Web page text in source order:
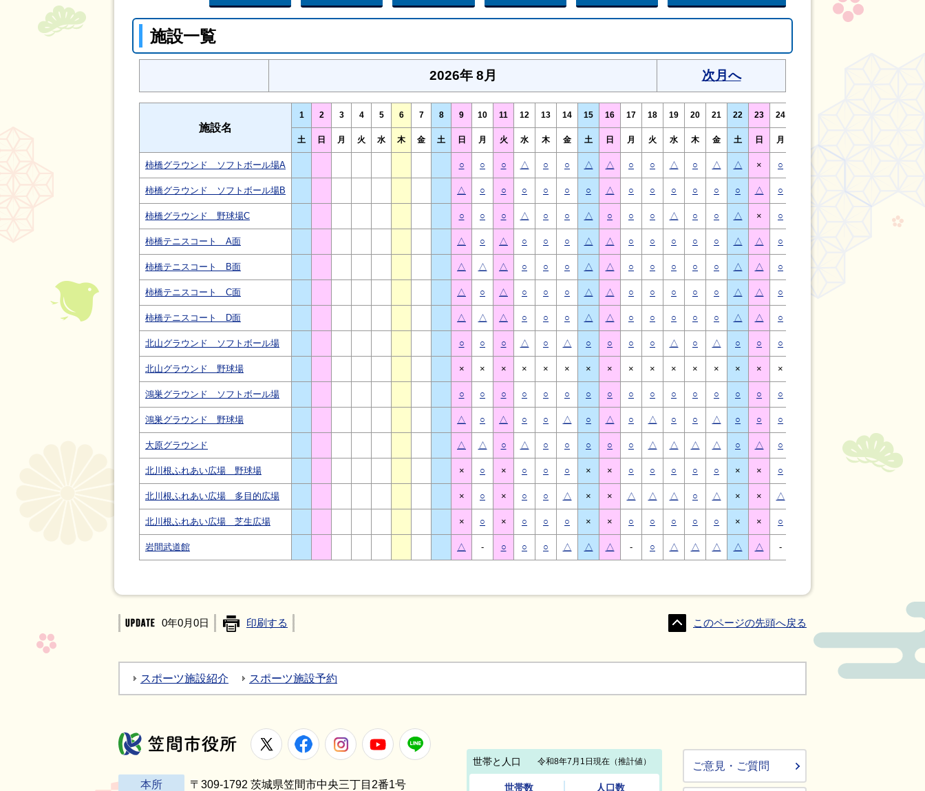
施設一覧
2026年 8月 次月へ
施設名
1 2 3 4 5 6 7 8 9 10 11 12 13 14 15 16 17 18 19 20 21 22 23 24
土 日 月 火 水 木 金 土 日 月 火 水 木 金 土 日 月 火 水 木 金 土 日 月
柿橋グラウンド ソフトボール場A ○ ○ ○ △ ○ ○ △ △ ○ ○ △ ○ △ △ × ○
柿橋グラウンド ソフトボール場B △ ○ ○ ○ ○ ○ ○ △ ○ ○ ○ ○ ○ ○ △ ○ ○
柿橋グラウンド 野球場C ○ ○ ○ △ ○ ○ △ ○ ○ ○ △ ○ ○ △ × ○
柿橋テニスコート A面 △ ○ △ ○ ○ ○ △ △ ○ ○ ○ ○ ○ △ △ ○
柿橋テニスコート B面 △ △ △ ○ ○ ○ △ △ ○ ○ ○ ○ ○ △ △ ○
柿橋テニスコート C面 △ ○ △ ○ ○ ○ △ △ ○ ○ ○ ○ ○ △ △ ○
柿橋テニスコート D面 △ △ △ ○ ○ ○ △ △ ○ ○ ○ ○ ○ △ △ ○
北山グラウンド ソフトボール場 ○ ○ ○ △ ○ △ ○ ○ ○ ○ △ ○ △ ○ ○ ○
北山グラウンド 野球場 × × × × × × × × × × × × × × × ×
鴻巣グラウンド ソフトボール場 ○ ○ ○ ○ ○ ○ ○ ○ ○ ○ ○ ○ ○ ○ ○ ○
鴻巣グラウンド 野球場 △ ○ △ ○ ○ △ ○ △ ○ △ ○ ○ △ ○ ○ ○
大原グラウンド △ △ ○ △ ○ ○ ○ ○ ○ △ △ △ △ ○ △ ○ △ △ ○
北川根ふれあい広場 野球場 × ○ × ○ ○ ○ × × ○ ○ ○ ○ ○ × × ○ ×
北川根ふれあい広場 多目的広場 × ○ × ○ ○ △ × × △ △ △ ○ △ × × △
北川根ふれあい広場 芝生広場 × ○ × ○ ○ ○ × × ○ ○ ○ ○ ○ × × ○
岩間武道館 △ - ○ ○ ○ △ △ △ - ○ △ △ △ △ △ -
0年0月0日 印刷する このページの先頭へ戻る
スポーツ施設紹介 スポーツ施設予約
笠間市役所
X FacebookInstagramYoutube
本所 〒309-1792 茨城県笠間市中央三丁目2番1号
ご意見・ご質問